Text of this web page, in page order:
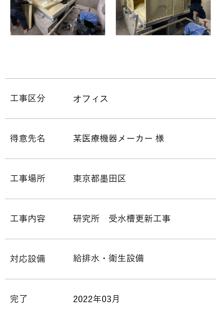
工事区分 オフィス
得意先名 某医療機器メーカー 様
工事場所 東京都墨田区
工事内容 研究所 受水槽更新工事
対応設備 給排水・衛生設備
完了 2022年03月